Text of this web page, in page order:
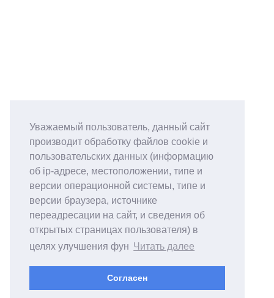
Уважаемый пользователь, данный сайт
производит обработку файлов cookie и
пользовательских данных (информацию
об ip-адресе, местоположении, типе и
версии операционной системы, типе и
версии браузера, источнике
переадресации на сайт, и сведения об
открытых страницах пользователя) в
целях улучшения фун Читать далее
Согласен